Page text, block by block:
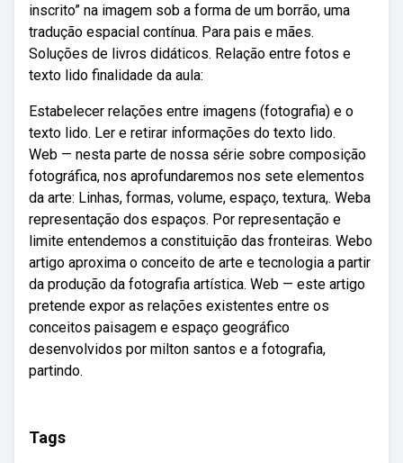
inscrito” na imagem sob a forma de um borrão, uma
tradução espacial contínua. Para pais e mães.
Soluções de livros didáticos. Relação entre fotos e
texto lido finalidade da aula:
Estabelecer relações entre imagens (fotografia) e o
texto lido. Ler e retirar informações do texto lido.
Web — nesta parte de nossa série sobre composição
fotográfica, nos aprofundaremos nos sete elementos
da arte: Linhas, formas, volume, espaço, textura,. Weba
representação dos espaços. Por representação e
limite entendemos a constituição das fronteiras. Webo
artigo aproxima o conceito de arte e tecnologia a partir
da produção da fotografia artística. Web — este artigo
pretende expor as relações existentes entre os
conceitos paisagem e espaço geográfico
desenvolvidos por milton santos e a fotografia,
partindo.
Tags